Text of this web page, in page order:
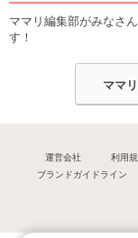
ママリ編集部がみなさ
す！
ママ
運営会社 利用
ブランドガイドライン